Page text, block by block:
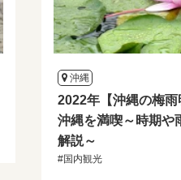
沖縄
2022年【沖縄の梅
沖縄を満喫～時期や
解説～
#国内観光